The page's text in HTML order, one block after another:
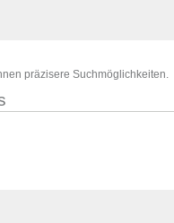
präzisere Suchmöglichkeiten.